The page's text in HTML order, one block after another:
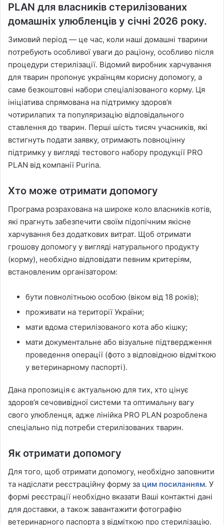
PLAN для власників стерилізованих
домашніх улюбленців у січні 2026 року.
Зимовий період — це час, коли наші домашні тварини
потребують особливої уваги до раціону, особливо після
процедури стерилізації. Відомий виробник харчування
для тварин пропонує українцям корисну допомогу, а
саме безкоштовні набори спеціалізованого корму. Ця
ініціатива спрямована на підтримку здоров’я
чотирилапих та популяризацію відповідального
ставлення до тварин. Перші шість тисяч учасників, які
встигнуть подати заявку, отримають повноцінну
підтримку у вигляді тестового набору продукції PRO
PLAN від компанії Purina.
Хто може отримати допомогу
Програма розрахована на широке коло власників котів,
які прагнуть забезпечити своїм підопічним якісне
харчування без додаткових витрат. Щоб отримати
грошову допомогу у вигляді натурального продукту
(корму), необхідно відповідати певним критеріям,
встановленим організатором:
бути повнолітньою особою (віком від 18 років);
проживати на території України;
мати вдома стерилізованого кота або кішку;
мати документальне або візуальне підтвердження
проведення операції (фото з відповідною відміткою
у ветеринарному паспорті).
Дана пропозиція є актуальною для тих, хто цінує
здоров’я сечовивідної системи та оптимальну вагу
свого улюбленця, адже лінійка PRO PLAN розроблена
спеціально під потреби стерилізованих тварин.
Як отримати допомогу
Для того, щоб отримати допомогу, необхідно заповнити
та надіслати реєстраційну форму за цим посиланням. У
формі реєстрації необхідно вказати Ваші контактні дані
для доставки, а також завантажити фотографію
ветеринарного паспорта з відміткою про стерилізацію.